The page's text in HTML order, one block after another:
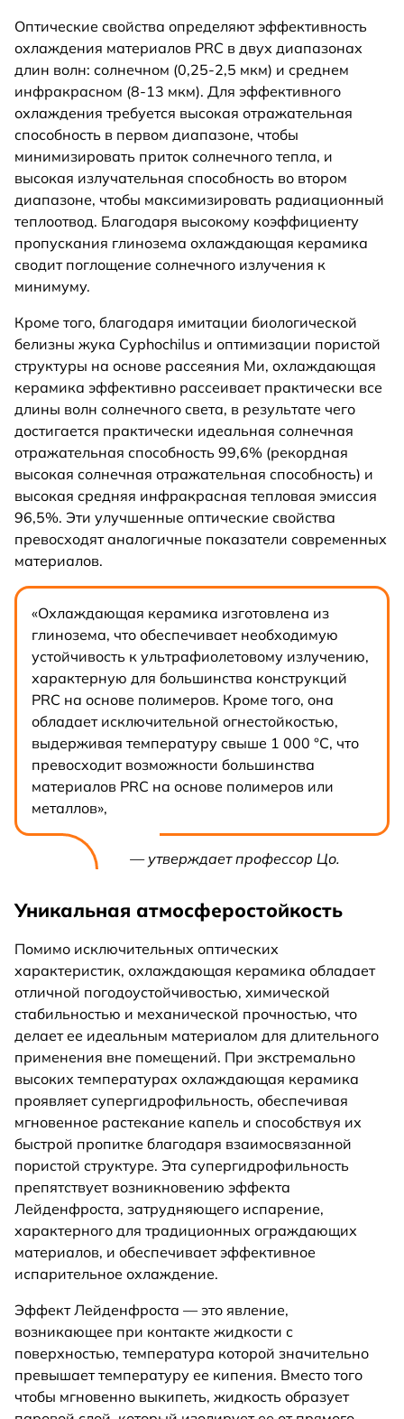
Оптические свойства определяют эффективность
охлаждения материалов PRC в двух диапазонах
длин волн: солнечном (0,25-2,5 мкм) и среднем
инфракрасном (8-13 мкм). Для эффективного
охлаждения требуется высокая отражательная
способность в первом диапазоне, чтобы
минимизировать приток солнечного тепла, и
высокая излучательная способность во втором
диапазоне, чтобы максимизировать радиационный
теплоотвод. Благодаря высокому коэффициенту
пропускания глинозема охлаждающая керамика
сводит поглощение солнечного излучения к
минимуму.
Кроме того, благодаря имитации биологической
белизны жука Cyphochilus и оптимизации пористой
структуры на основе рассеяния Ми, охлаждающая
керамика эффективно рассеивает практически все
длины волн солнечного света, в результате чего
достигается практически идеальная солнечная
отражательная способность 99,6% (рекордная
высокая солнечная отражательная способность) и
высокая средняя инфракрасная тепловая эмиссия
96,5%. Эти улучшенные оптические свойства
превосходят аналогичные показатели современных
материалов.
«Охлаждающая керамика изготовлена из
глинозема, что обеспечивает необходимую
устойчивость к ультрафиолетовому излучению,
характерную для большинства конструкций
PRC на основе полимеров. Кроме того, она
обладает исключительной огнестойкостью,
выдерживая температуру свыше 1 000 °C, что
превосходит возможности большинства
материалов PRC на основе полимеров или
металлов»,
— утверждает профессор Цо.
Уникальная атмосферостойкость
Помимо исключительных оптических
характеристик, охлаждающая керамика обладает
отличной погодоустойчивостью, химической
стабильностью и механической прочностью, что
делает ее идеальным материалом для длительного
применения вне помещений. При экстремально
высоких температурах охлаждающая керамика
проявляет супергидрофильность, обеспечивая
мгновенное растекание капель и способствуя их
быстрой пропитке благодаря взаимосвязанной
пористой структуре. Эта супергидрофильность
препятствует возникновению эффекта
Лейденфроста, затрудняющего испарение,
характерного для традиционных ограждающих
материалов, и обеспечивает эффективное
испарительное охлаждение.
Эффект Лейденфроста — это явление,
возникающее при контакте жидкости с
поверхностью, температура которой значительно
превышает температуру ее кипения. Вместо того
чтобы мгновенно выкипеть, жидкость образует